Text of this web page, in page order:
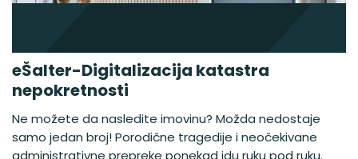
eŠalter-Digitalizacija katastra
nepokretnosti
Ne možete da nasledite imovinu? Možda nedostaje
samo jedan broj! Porodične tragedije i neočekivane
administrativne prepreke ponekad idu ruku pod ruku.